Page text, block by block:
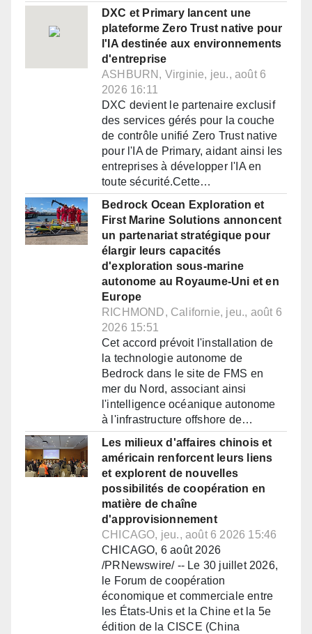
DXC et Primary lancent une
plateforme Zero Trust native pour
l'IA destinée aux environnements
d'entreprise
ASHBURN, Virginie, jeu., août 6
2026 16:11
DXC devient le partenaire exclusif
des services gérés pour la couche
de contrôle unifié Zero Trust native
pour l'IA de Primary, aidant ainsi les
entreprises à développer l'IA en
toute sécurité.Cette…
Bedrock Ocean Exploration et
First Marine Solutions annoncent
un partenariat stratégique pour
élargir leurs capacités
d'exploration sous-marine
autonome au Royaume-Uni et en
Europe
RICHMOND, Californie, jeu., août 6
2026 15:51
Cet accord prévoit l'installation de
la technologie autonome de
Bedrock dans le site de FMS en
mer du Nord, associant ainsi
l'intelligence océanique autonome
à l'infrastructure offshore de…
Les milieux d'affaires chinois et
américain renforcent leurs liens
et explorent de nouvelles
possibilités de coopération en
matière de chaîne
d'approvisionnement
CHICAGO, jeu., août 6 2026 15:46
CHICAGO, 6 août 2026
/PRNewswire/ -- Le 30 juillet 2026,
le Forum de coopération
économique et commerciale entre
les États-Unis et la Chine et la 5e
édition de la CISCE (China